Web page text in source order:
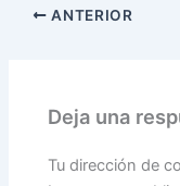
ANTERIOR
Deja una
Tu dirección de